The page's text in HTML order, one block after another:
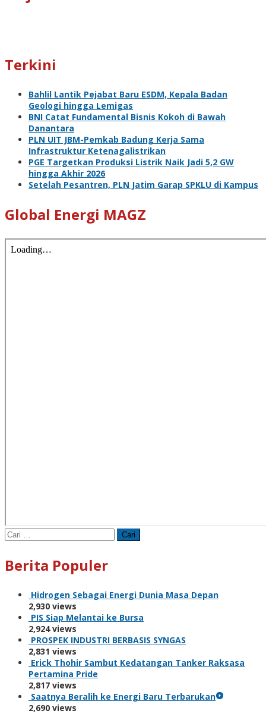
Terkini
Bahlil Lantik Pejabat Baru ESDM, Kepala Badan
Geologi hingga Lemigas
BNI Catat Fundamental Bisnis Kokoh di Bawah
Danantara
PLN UIT JBM-Pemkab Badung Kerja Sama
Infrastruktur Ketenagalistrikan
PGE Targetkan Produksi Listrik Naik Jadi 5,2 GW
hingga Akhir 2026
Setelah Pesantren, PLN Jatim Garap SPKLU di Kampus
Global Energi MAGZ
Cari
untuk:
Berita Populer
Hidrogen Sebagai Energi Dunia Masa Depan
2,930 views
PIS Siap Melantai ke Bursa
2,924 views
PROSPEK INDUSTRI BERBASIS SYNGAS
2,831 views
Erick Thohir Sambut Kedatangan Tanker Raksasa
Pertamina Pride
2,817 views
Saatnya Beralih ke Energi Baru Terbarukan
2,690 views